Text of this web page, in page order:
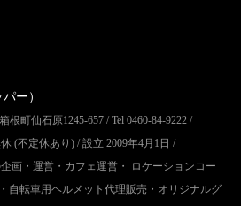
ー）
根町仙石原1245-657 / Tel 0460-84-9222 /
(不定休あり) / 設立 2009年4月1日 /
画・運営・カフェ運営・ ロケーションコー
自転車用ヘルメット代理販売・オリジナルグ